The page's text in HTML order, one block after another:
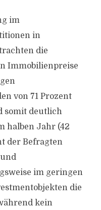
im
in
die
Immobilienpreise
von 71 Prozent
somit deutlich
halben Jahr (42
der Befragten
im geringen
die
kein